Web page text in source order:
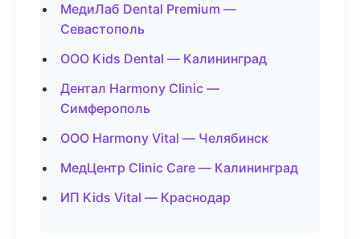
МедиЛаб Dental Premium —
Севастополь
ООО Kids Dental — Калининград
Дентал Harmony Clinic —
Симферополь
ООО Harmony Vital — Челябинск
МедЦентр Clinic Care — Калининград
ИП Kids Vital — Краснодар